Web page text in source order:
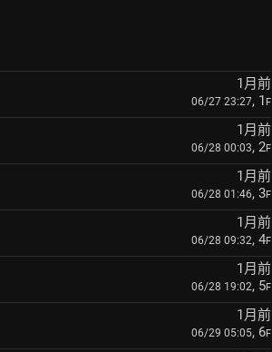
1月前
06/27 23:27, 1 F
1月前
06/28 00:03, 2F
1月前
06/28 01:46, 3F
1月前
06/28 09:32, 4F
1月前
06/28 19:02, 5F
1月前
06/29 05:05, 6F